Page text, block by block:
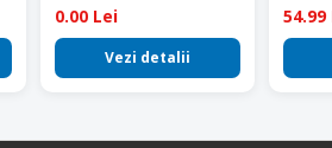
0.00 Lei
Vezi detalii
54.99